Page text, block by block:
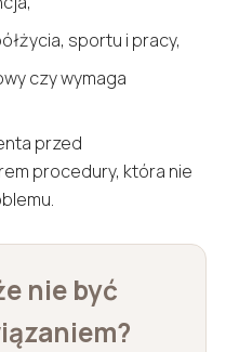
sportu i pracy,
czy wymaga
przed
procedury, która nie
nie być